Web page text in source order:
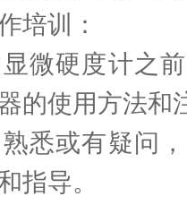
训：
硬度计之前
的使用方法和
或有疑问，
指导。